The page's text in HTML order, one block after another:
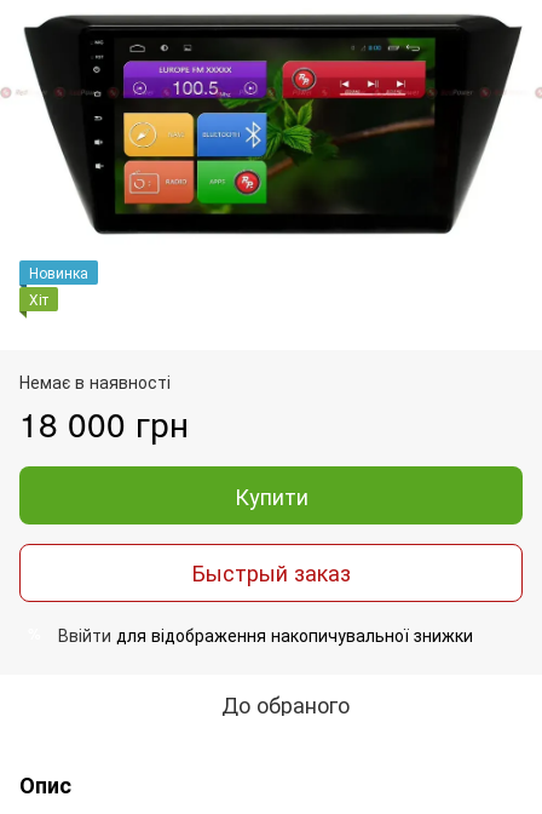
Новинка
Хіт
Немає в наявності
18 000 грн
Купити
Быстрый заказ
Ввійти для відображення накопичувальної знижки
До обраного
Опис